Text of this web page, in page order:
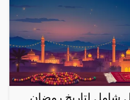
2025؟ دليل شامل لتاريخ رمضان